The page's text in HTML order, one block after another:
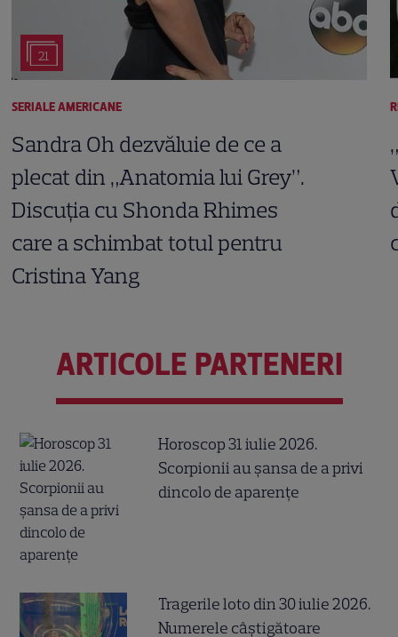
21
SERIALE AMERICANE
Sandra Oh dezvăluie de ce a
plecat din „Anatomia lui Grey”.
Discuția cu Shonda Rhimes
care a schimbat totul pentru
Cristina Yang
ARTICOLE PARTENERI
Horoscop 31 iulie 2026.
Scorpionii au șansa de a privi
dincolo de aparențe
Tragerile loto din 30 iulie 2026.
Numerele câştigătoare